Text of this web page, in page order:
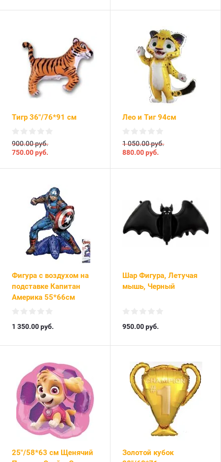
Тигр 36"/76*91 см
900.00 руб.
750.00руб.
Лео и Тиг 94см
1 050.00 руб.
880.00руб.
Фигура с воздухом на
подставке Капитан
Америка 55*66см
1 350.00руб.
Шар Фигура, Летучая
мышь, Черный
950.00руб.
25"/58*63 см Щенячий
Золотой кубок